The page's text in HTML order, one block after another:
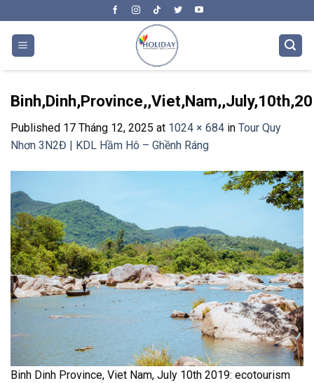
to
content
Published 17 Tháng 12, 2025 at 1024 × 684 in Tour Quy
Nhơn 3N2Đ | KDL Hầm Hô – Ghềnh Ráng
Binh Dinh Province, Viet Nam, July 10th 2019: ecotourism